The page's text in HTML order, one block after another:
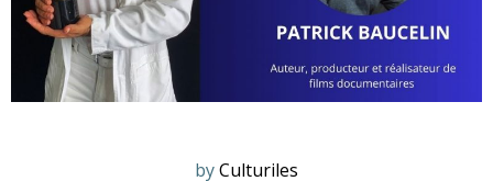
byCulturiles